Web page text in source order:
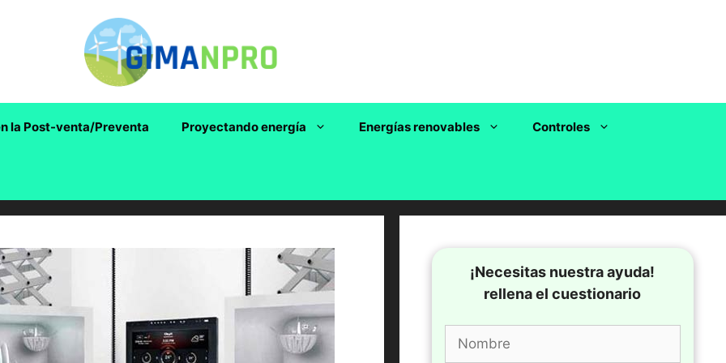
la Post-venta/Preventa Proyectando energía Energías renovables Controles
¡Necesitas nuestra ayuda!
rellena el cuestionario